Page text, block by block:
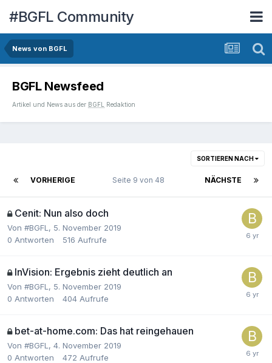
#BGFL Community
News von BGFL
BGFL Newsfeed
Artikel und News aus der BGFL Redaktion
SORTIEREN NACH
VORHERIGE NÄCHSTE
Seite 9 von 48
Cenit: Nun also doch
Von #BGFL , 5. November 2019
0 Antworten 516 Aufrufe
InVision: Ergebnis zieht deutlich an
Von #BGFL , 5. November 2019
0 Antworten 404 Aufrufe
bet-at-home.com: Das hat reingehauen
Von #BGFL , 4. November 2019
0 Antworten 472 Aufrufe